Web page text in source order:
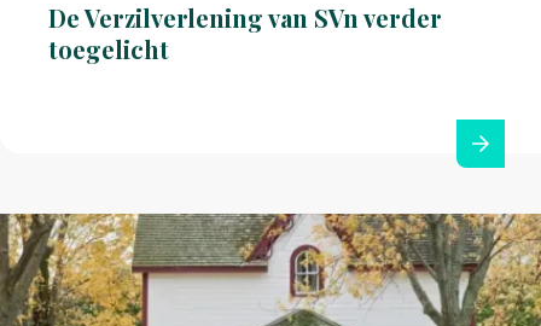
De Verzilverlening van SVn verder
toegelicht